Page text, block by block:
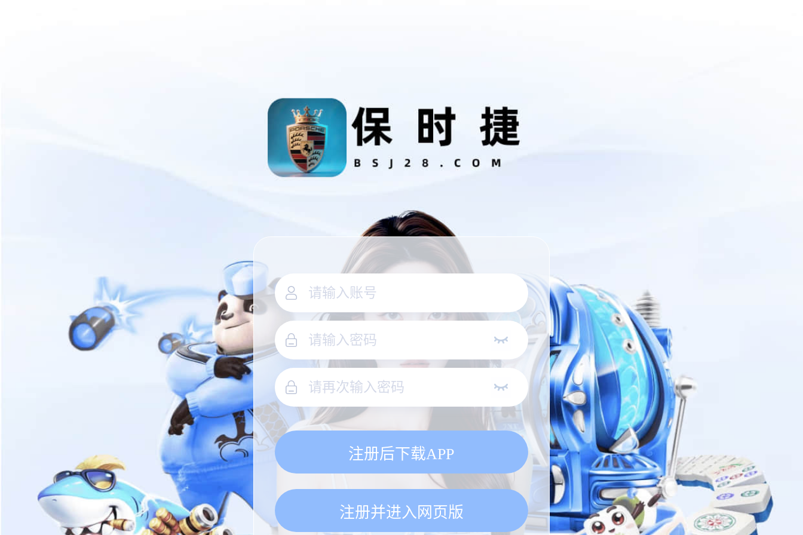
注册后下载APP
注册并进入网页版